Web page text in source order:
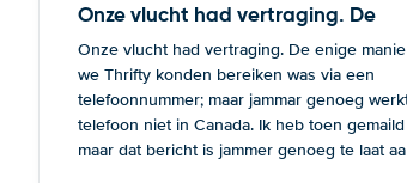
Onze vlucht had vertraging. De
Onze vlucht had vertraging. De enige
we Thrifty konden bereiken was via een
telefoonnummer; maar jammar genoeg
telefoon niet in Canada. Ik heb toen
maar dat bericht is jammer genoeg te laat